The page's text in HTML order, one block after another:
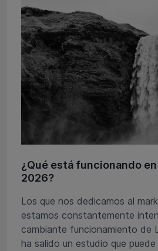
¿Qué está funcionando
2026?
Los que nos dedicamos al
estamos constantemente
cambiante funcionamiento de
ha salido un estudio que